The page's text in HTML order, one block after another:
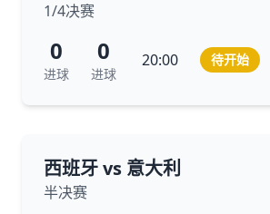
1/4决赛
0
进球
0
进球
20:00 待开始
西班牙 vs 意大利
半决赛